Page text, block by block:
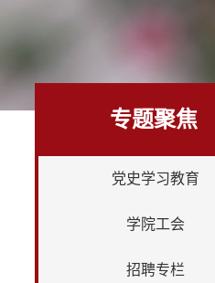
专题聚焦
党史学习教育
学院工会
招聘专栏